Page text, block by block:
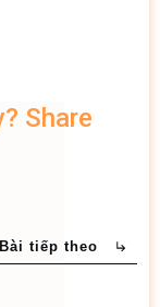
Share
Bài tiếp theo